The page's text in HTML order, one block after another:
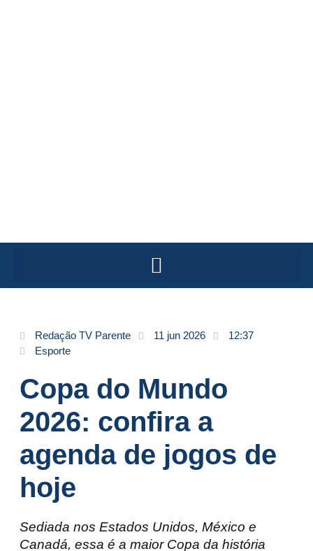
Redação TV Parente 11 jun 2026
12:37
Esporte
Copa do Mundo
2026: confira a
agenda de jogos de
hoje
Sediada nos Estados Unidos, México e
Canadá, essa é a maior Copa da história